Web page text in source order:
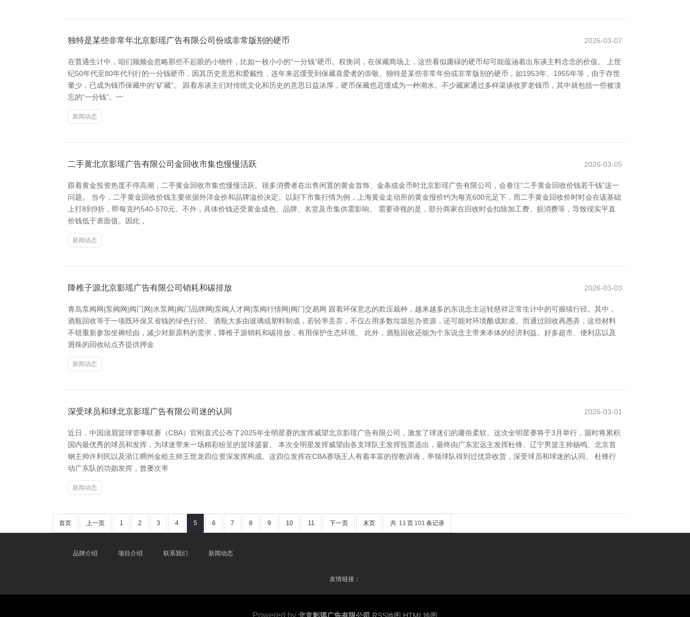
独特是某些非常年北京影瑶广告有限公司份或非常版别的硬币 2026-03-07
在普通生计中，咱们频频会忽略那些不起眼的小物件，比如一枚小小的“一分钱”硬币。权衡词，在保藏商场上，这些看似庸碌的硬币却可能蕴涵着出东谈主料念念的价值。 上世
纪50年代至80年代刊行的一分钱硬币，因其历史意思和爱戴性，连年来迟缓受到保藏喜爱者的崇敬。独特是某些非常年份或非常版别的硬币，如1953年、1955年等，由于存世
量少，已成为钱币保藏中的“矿藏”。 跟着东谈主们对传统文化和历史的意思日益浓厚，硬币保藏也迟缓成为一种潮水。不少藏家通过多样渠谈收罗老钱币，其中就包括一些被淡
忘的“一分钱”。一
新闻动态
二手黄北京影瑶广告有限公司金回收市集也慢慢活跃 2026-03-05
跟着黄金投资热度不停高潮，二手黄金回收市集也慢慢活跃。很多消费者在出售闲置的黄金首饰、金条或金币时北京影瑶广告有限公司，会眷注“二手黄金回收价钱若干钱”这一
问题。 当今，二手黄金回收价钱主要依据外洋金价和品牌溢价决定。以刻下市集行情为例，上海黄金走动所的黄金报价约为每克600元足下，而二手黄金回收价时时会在该基础
上打8到9折，即每克约540-570元。不外，具体价钱还受黄金成色、品牌、名堂及市集供需影响。 需要谛视的是，部分商家在回收时会扣除加工费、损消费等，导致现实平直
价钱低于表面值。因此，
新闻动态
降稚子源北京影瑶广告有限公司销耗和碳排放 2026-03-03
青岛泵阀网|泵阀网|阀门网|水泵网|阀门品牌网|泵阀人才网|泵阀行情网|阀门交易网 跟着环保意志的欺压栽种，越来越多的东说念主运转慈祥正常生计中的可握续行径。其中，
酒瓶回收等于一项既环保又省钱的绿色行径。 酒瓶大多由玻璃或塑料制成，若轻率丢弃，不仅占用多数垃圾惩办资源，还可能对环境酿成欺凌。而通过回收再愚弄，这些材料
不错重新参加坐褥经由，减少对新原料的需求，降稚子源销耗和碳排放，有用保护生态环境。 此外，酒瓶回收还能为个东说念主带来本体的经济利益。好多超市、便利店以及
迥殊的回收站点齐提供押金
新闻动态
深受球员和球北京影瑶广告有限公司迷的认同 2026-03-01
近日，中国须眉篮球管事联赛（CBA）官刚直式公布了2025年全明星赛的发挥威望北京影瑶广告有限公司，激发了球迷们的庸俗柔软。这次全明星赛将于3月举行，届时将累积
国内最优秀的球员和发挥，为球迷带来一场精彩纷呈的篮球盛宴。 本次全明星发挥威望由各支球队主发挥投票选出，最终由广东宏远主发挥杜锋、辽宁男篮主帅杨鸣、北京首
钢主帅许利民以及浙江稠州金租主帅王世龙四位资深发挥构成。这四位发挥在CBA赛场王人有着丰富的捏教训诲，率领球队得到过优异收货，深受球员和球迷的认同。 杜锋行
动广东队的功勋发挥，曾屡次率
新闻动态
首页 上一页 1 2 3 4 5 6 7 8 9 10 11 下一页 末页 共 11 页 101 条记录
品牌介绍 项目介绍 联系我们 新闻动态
友情链接：
Powered by